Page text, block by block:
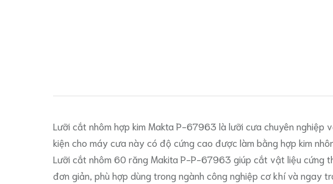
Lưỡi cắt nhôm hợp kim Makta P-67963 là lưỡi cưa chuyên
kiện cho máy cưa này có độ cứng cao được làm bằng hợp kim
Lưỡi cắt nhôm 60 răng Makita P-P-67963 giúp cắt vật liệu cứng
đơn giản, phù hợp dùng trong ngành công nghiệp cơ khí và ngay